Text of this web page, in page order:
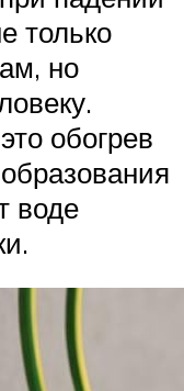
только
но
обогрев
воде